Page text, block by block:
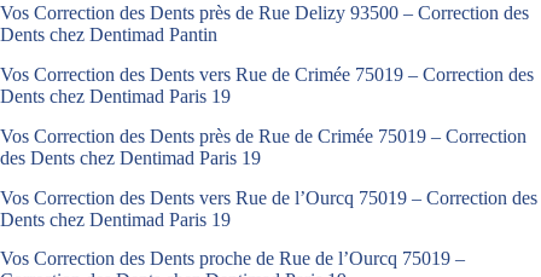
Vos Correction des Dents près de Rue Delizy 93500 – Correction des
Dents chez Dentimad Pantin
Vos Correction des Dents vers Rue de Crimée 75019 – Correction des
Dents chez Dentimad Paris 19
Vos Correction des Dents près de Rue de Crimée 75019 – Correction
des Dents chez Dentimad Paris 19
Vos Correction des Dents vers Rue de l’Ourcq 75019 – Correction des
Dents chez Dentimad Paris 19
Vos Correction des Dents proche de Rue de l’Ourcq 75019 –